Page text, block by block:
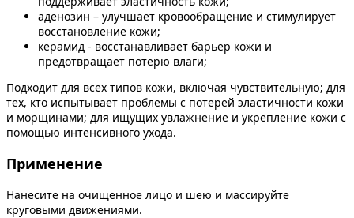
аденозин – улучшает кровообращение и стимулирует
восстановление кожи;
керамид - восстанавливает барьер кожи и
предотвращает потерю влаги;
Подходит для всех типов кожи, включая чувствительную; для
тех, кто испытывает проблемы с потерей эластичности кожи
и морщинами; для ищущих увлажнение и укрепление кожи с
помощью интенсивного ухода.
Применение
Нанесите на очищенное лицо и шею и массируйте
круговыми движениями.